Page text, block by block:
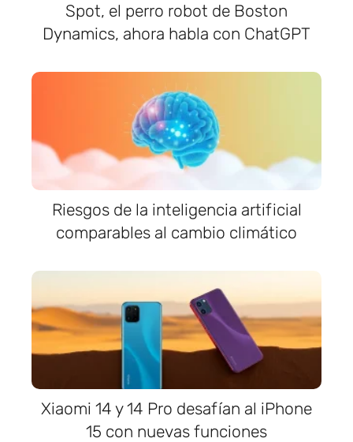
Spot, el perro robot de Boston
Dynamics, ahora habla con ChatGPT
Riesgos de la inteligencia artificial
comparables al cambio climático
Xiaomi 14 y 14 Pro desafían al iPhone
15 con nuevas funciones